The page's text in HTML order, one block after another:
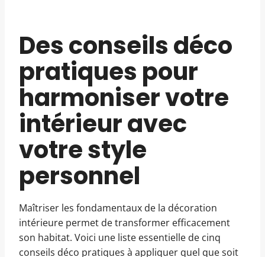
Des conseils déco
pratiques pour
harmoniser votre
intérieur avec
votre style
personnel
Maîtriser les fondamentaux de la décoration
intérieure permet de transformer efficacement
son habitat. Voici une liste essentielle de cinq
conseils déco pratiques à appliquer quel que soit